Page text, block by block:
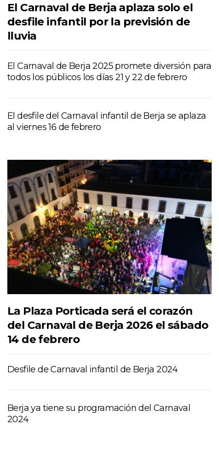
El Carnaval de Berja aplaza solo el
desfile infantil por la previsión de
lluvia
El Carnaval de Berja 2025 promete diversión para
todos los públicos los días 21 y 22 de febrero
El desfile del Carnaval infantil de Berja se aplaza
al viernes 16 de febrero
La Plaza Porticada será el corazón
del Carnaval de Berja 2026 el sábado
14 de febrero
Desfile de Carnaval infantil de Berja 2024
Berja ya tiene su programación del Carnaval
2024